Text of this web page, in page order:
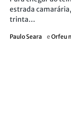
estrada
trinta…
Paulo Seara e Orfeu